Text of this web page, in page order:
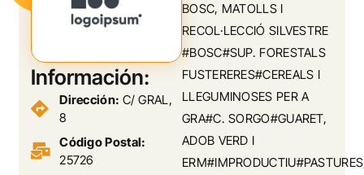
BOSC, MATOLLS I
RECOL·LECCIÓ SILVESTRE
#BOSC#SUP. FORESTALS
FUSTERERES#CEREALS I
LLEGUMINOSES PER A
GRA#C. SORGO#GUARET,
ADOB VERD I
Información:
Dirección: C/ GRAL,
8
Código Postal:
25726